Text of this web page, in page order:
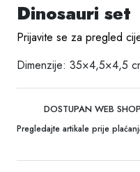
Dinosauri set
Prijavite se za pregled
Dimenzije: 35×4,5×4,5
DOSTUPAN WEB
Pregledajte artikale prije